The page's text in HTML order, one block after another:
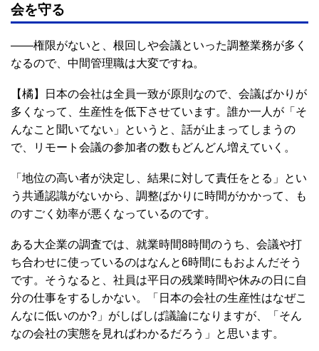
会を守る
――権限がないと、根回しや会議といった調整業務が多く
なるので、中間管理職は大変ですね。
【橘】日本の会社は全員一致が原則なので、会議ばかりが
多くなって、生産性を低下させています。誰か一人が「そ
んなこと聞いてない」というと、話が止まってしまうの
で、リモート会議の参加者の数もどんどん増えていく。
「地位の高い者が決定し、結果に対して責任をとる」とい
う共通認識がないから、調整ばかりに時間がかかって、も
のすごく効率が悪くなっているのです。
ある大企業の調査では、就業時間8時間のうち、会議や打
ち合わせに使っているのはなんと6時間にもおよんだそう
です。そうなると、社員は平日の残業時間や休みの日に自
分の仕事をするしかない。「日本の会社の生産性はなぜこ
んなに低いのか?」がしばしば議論になりますが、「そん
なの会社の実態を見ればわかるだろう」と思います。